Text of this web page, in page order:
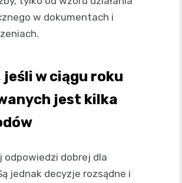
w dokumentach i
jeśli w ciągu roku
jest kilka
odpowiedzi dobrej dla
jednak decyzje rozsądne i